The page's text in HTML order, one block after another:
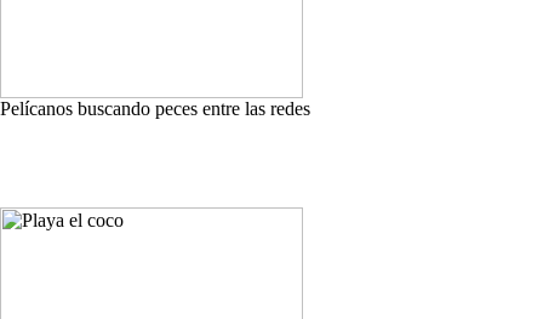
Pelícanos buscando peces entre las redes